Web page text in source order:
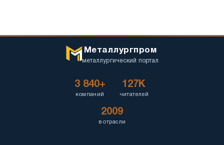
Металлургпром
металлургический портал
3 840+
компаний
127K
читателей
2009
в отрасли